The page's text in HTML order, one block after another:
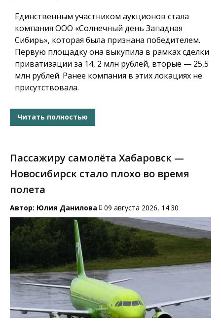
Единственным участником аукционов стала
компания ООО «Солнечный день Западная
Сибирь», которая была признана победителем.
Первую площадку она выкупила в рамках сделки
приватизации за 14, 2 млн рублей, вторые — 25,5
млн рублей. Ранее компания в этих локациях не
присутствовала.
Читать полностью
Пассажиру самолёта Хабаровск —
Новосибирск стало плохо во время
полета
Автор: Юлия Данилова 09 августа 2026, 14:30